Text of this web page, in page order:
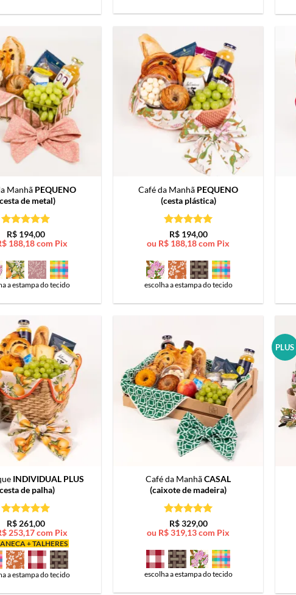
Manhã PEQUENO
de metal)
Avaliação5
de 5
R$ 194,00
188,18com Pix
a estampa do tecido
Café da Manhã PEQUENO
(cesta plástica)
Avaliação5
de 5
R$194,00
ou R$ 188,18com Pix
escolha a estampa do tecido
INDIVIDUAL PLUS
de palha)
Avaliação5
de 5
R$ 261,00
253,17com Pix
+ TALHERES
a estampa do tecido
Café da ManhãCASAL
(caixote de madeira)
Avaliação5
de 5
R$329,00
ou R$319,13com Pix
escolha a estampa do tecido
PLUS